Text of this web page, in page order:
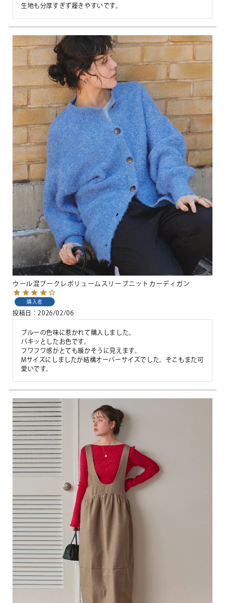
生地も分厚すぎず履きやすいです。
ウール混ブークレボリュームスリーブニットカーディガン
購入者
投稿日 2026/02/06
ブルーの色味に惹かれて購入しました。
パキッとしたお色です。
フワフワ感がとても暖かそうに見えます。
Mサイズにしましたが結構オーバーサイズでした。そこもまた可
愛いです。